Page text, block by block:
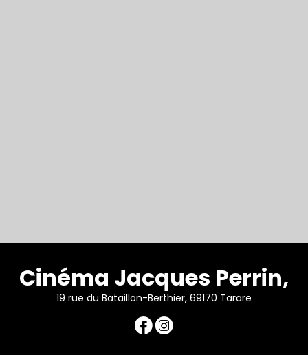
Cinéma Jacques Perrin,
19 rue du Bataillon-Berthier, 69170 Tarare